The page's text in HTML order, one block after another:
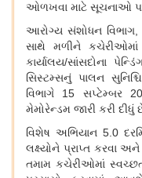
ઓળખવા માટે સૂચનાઓ
આરોગ્ય સંશોધન વિભાગ,
સાથે મળીને કચેરીઓમાં
કાર્યાલય/સાંસદોના
સિસ્ટમ્સનું પાલન
વિભાગે 15 સપ્ટેમ્બર
મેમોરેન્ડમ જારી કરી દીધું
વિશેષ અભિયાન 5.0
લક્ષ્યોને પ્રાપ્ત કરવા
તમામ કચેરીઓમાં